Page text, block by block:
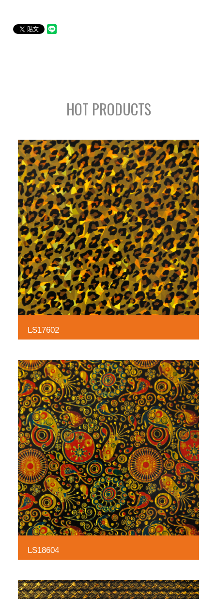
HOT PRODUCTS
LS17602
LS18604